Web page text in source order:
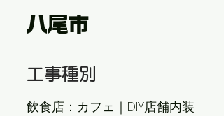
八尾市
工事種別
飲食店：カフェ｜DIY店舗内装